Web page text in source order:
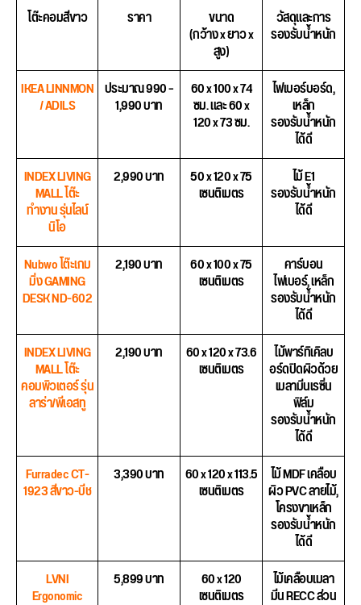
โต๊ะคอมสีขาว ราคา ขนาด
(กว้าง x ยาว x
สูง)
วัสดุและการ
รองรับน้ำหนัก
IKEA LINNMON
/ ADILS
ประมาณ 990 –
1,990 บาท
60 x 100 x 74
ซม. และ 60 x
120 x 73 ซม.
ไฟเบอร์บอร์ด,
เหล็ก
รองรับน้ำหนัก
ได้ดี
INDEX LIVING
MALL โต๊ะ
ทำงาน รุ่นไลน์
นิโอ
2,990 บาท 50 x 120 x 75
เซนติเมตร
ไม้ E1
รองรับน้ำหนัก
ได้ดี
Nubwo โต๊ะเกม
มิ่ง GAMING
DESK ND-602
2,190 บาท 60 x 100 x 75
เซนติเมตร
คาร์บอน
ไฟเบอร์, เหล็ก
รองรับน้ำหนัก
ได้ดี
INDEX LIVING
MALL โต๊ะ
คอมพิวเตอร์ รุ่น
ลาร่า/พีเอสทู
2,190 บาท 60 x 120 x 73.6
เซนติเมตร
ไม้พาร์ทิเคิลบ
อร์ดปิดผิวด้วย
เมลามีนเรซิ่น
ฟิล์ม
รองรับน้ำหนัก
ได้ดี
Furradec CT-
1923 สีขาว-บีช
3,390 บาท 60 x 120 x 113.5
เซนติเมตร
ไม้ MDF เคลือบ
ผิว PVC ลายไม้,
โครงขาเหล็ก
รองรับน้ำหนัก
ได้ดี
LVNI
Ergonomic
5,899 บาท 60 x 120
เซนติเมตร
ไม้เคลือบเมลา
มีน RECC ส่วน